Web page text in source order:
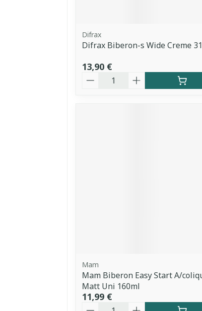
Difrax
Difrax Biberon-s Wide Creme
13,90 €
Quantité
Mam
Mam Biberon Easy Start A/
Matt Uni 160ml
11,99 €
Quantité